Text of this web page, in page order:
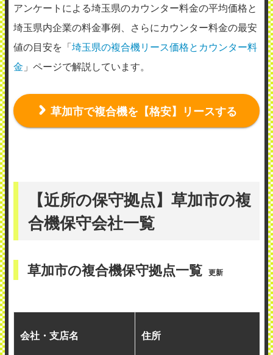
アンケートによる埼玉県のカウンター料金の平均価格と
埼玉県内企業の料金事例、さらにカウンター料金の最安
値の目安を「埼玉県の複合機リース価格とカウンター料
金 」ページで解説しています。
草加市で複合機を【格安】リースする
【近所の保守拠点】草加市の複
合機保守会社一覧
草加市の複合機保守拠点一覧 更新
会社・支店名 住所